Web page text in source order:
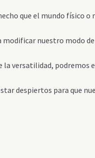
que el mundo físico o
nuestro modo
la versatilidad, podremos
despiertos para que